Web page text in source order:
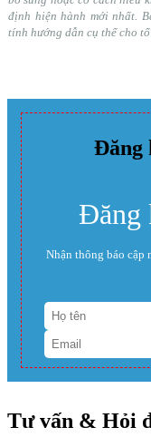
định hiện hành mới nhất.
tính hướng dẫn cụ thể cho tổ
Đăng
Đăng
Nhận thông báo cập
Tư vấn & Hỏi